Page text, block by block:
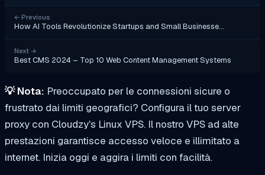
← Previous
How AI Tools Revolutionize Startups and Small Businesse…
Next →
Best CMS 2024 – Top 10 Web Content Management Systems
💡Nota: Preoccupato per le connessioni sicure o
frustrato dai limiti geografici? Configura il tuo server
proxy con Cloudzy's Linux VPS. Il nostro VPS ad alte
prestazioni garantisce accesso veloce e illimitato a
internet. Inizia oggi e aggira i limiti con facilità.